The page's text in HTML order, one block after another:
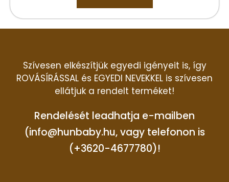
Szívesen elkészítjük egyedi igényeit is, így
ROVÁSÍRÁSSAL és EGYEDI NEVEKKEL is szívesen
ellátjuk a rendelt terméket!
Rendelését leadhatja e-mailben
(info@hunbaby.hu, vagy telefonon is
(+3620-4677780)!